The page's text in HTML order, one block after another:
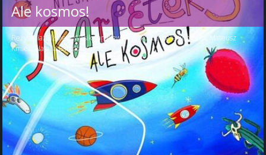
Ale kosmos!
Reżyseria:Elżbieta Wąsik, Jarosław Szyszko Barbara Koniecka
Mateusz
Kmieć
Natalia Bartska-Kmieć